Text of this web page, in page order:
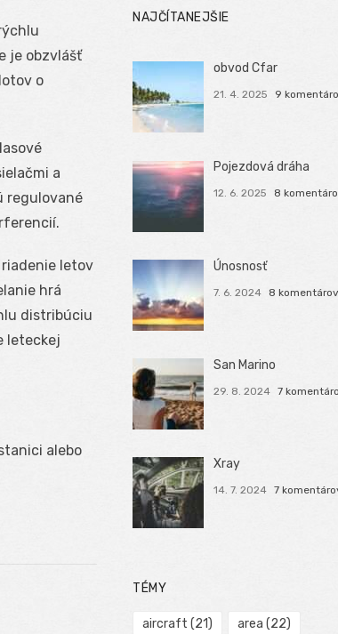
je obzvlášť
o
a
regulované
letov
hrá
distribúciu
leteckej
alebo
NAJČÍTANEJŠIE
obvod Cfar
21. 4. 2025 9
Pojezdová dráha
12. 6. 2025 8
Únosnosť
7. 6. 2024 8 komentárov
San Marino
29. 8. 2024 7
Xray
14. 7. 2024 7
TÉMY
aircraft (21) area (22)